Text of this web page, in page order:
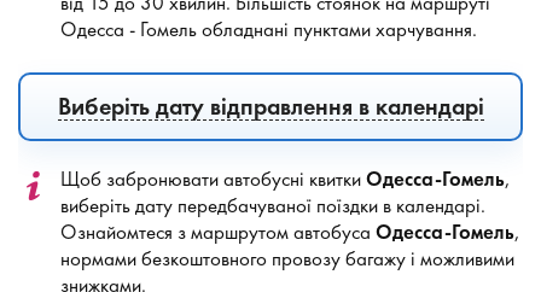
Одесса - Гомель обладнані пунктами харчування.
Виберіть дату відправлення в календарі
Щоб забронювати автобусні квиткиОдесса-Гомель,
виберіть дату передбачуваної поїздки в календарі.
Ознайомтеся з маршрутом автобуса Одесса-Гомель,
нормами безкоштовного провозу багажу і можливими
знижками.